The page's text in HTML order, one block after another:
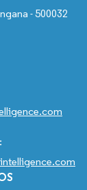
- 500032